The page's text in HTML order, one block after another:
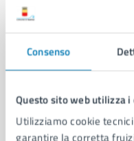
Consenso
Questo sito web utilizza i
Utilizziamo cookie
garantire la corretta
Comune di
Organi di governo